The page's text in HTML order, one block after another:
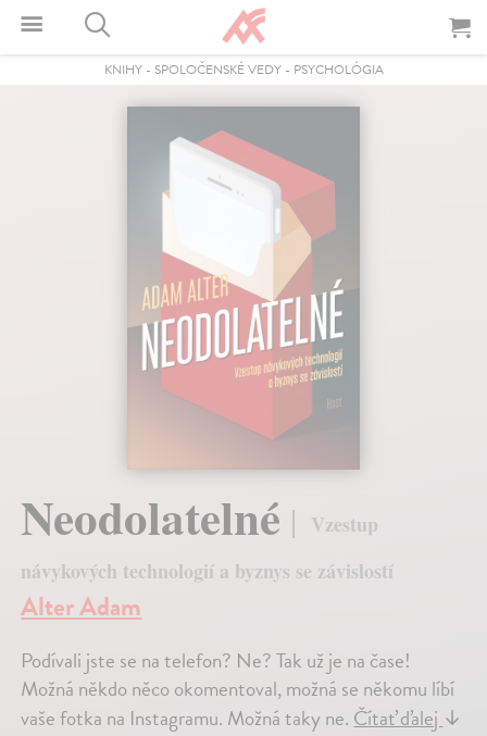
KNIHY- SPOLOČENSKÉ VEDY- PSYCHOLÓGIA
Neodolatelné
Vzestup
návykových technologií a byznys se závislostí
Alter Adam
Podívali jste se na telefon? Ne? Tak už je na čase!
Možná někdo něco okomentoval, možná se někomu líbí
vaše fotka na Instagramu. Možná taky ne.Čítať ďalej↓